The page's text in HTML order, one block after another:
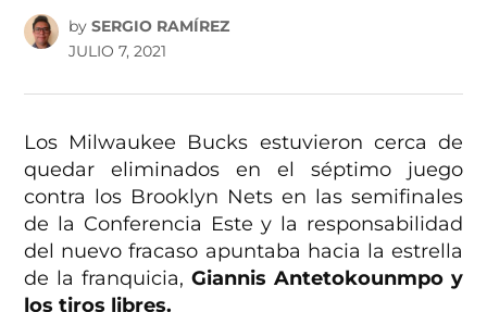
by SERGIO RAMÍREZ
JULIO 7, 2021
Los Milwaukee Bucks estuvieron cerca de
quedar eliminados en el séptimo juego
contra los Brooklyn Nets en las semifinales
de la Conferencia Este y la responsabilidad
del nuevo fracaso apuntaba hacia la estrella
de la franquicia, Giannis Antetokounmpo y
los tiros libres.